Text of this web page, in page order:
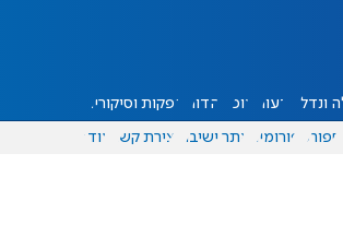
ונדל"ן דעות אוכל יהדות הפקות וסיקורים
ספורט פורומים אתר ישיבה יצירת קשר עוד